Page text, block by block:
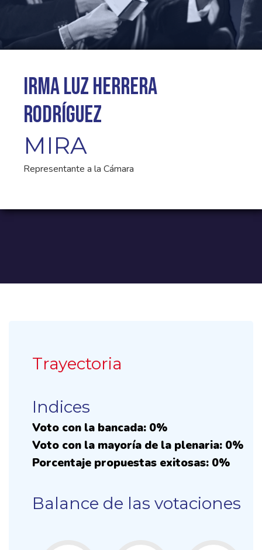
Irma Luz Herrera
Rodríguez
MIRA
Representante a la Cámara
Trayectoria
Indices
Voto con la bancada: 0%
Voto con la mayoría de la plenaria: 0%
Porcentaje propuestas exitosas: 0%
Balance de las votaciones